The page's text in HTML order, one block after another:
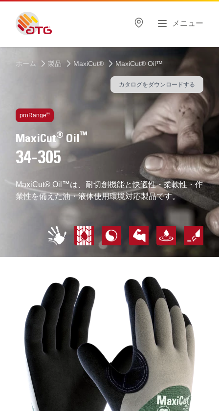
メニュー
ホーム 製品 MaxiCut® MaxiCut® Oil™
カタログをダウンロードする
proRange®
MaxiCut® Oil™
34-305
MaxiCut® Oil™は、耐切創機能と快適性・柔軟性・作
業性を備えた油・液体使用環境対応製品です。
テクノロジを多数搭載